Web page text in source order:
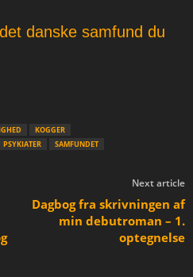
danske samfund du
KOGGER
PSYKIATER SAMFUNDET
Next article
Dagbog fra skrivningen af
min debutroman – 1.
optegnelse